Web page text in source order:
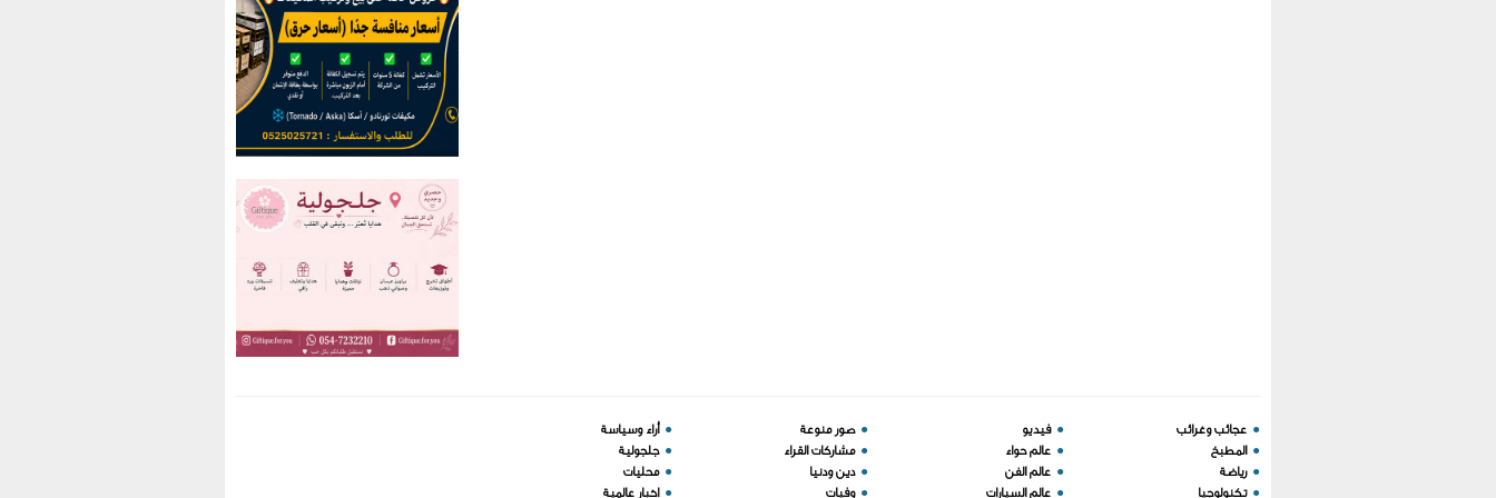
● عجائب وغرائب
● المطبخ
● رياضة
● تكنولوجيا
● فيديو
● عالم حواء
● عالم الفن
● عالم السيارات
● صور منوعة
● مشاركات القراء
● دين ودنيا
● وفيات
● أراء وسياسة
● جلجولية
● محليات
● اخبار عالمية